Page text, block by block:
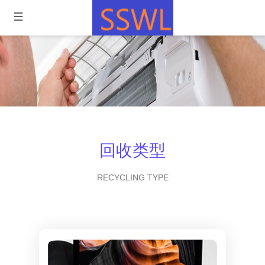
回收类型
RECYCLING TYPE